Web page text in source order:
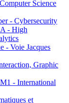
Science
- Cybersecurity
- High
- Voie Jacques
Graphic
- International
et